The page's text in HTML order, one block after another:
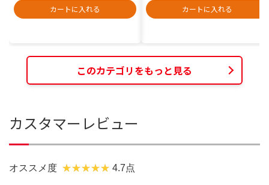
カートに入れる
カートに入れる
このカテゴリをもっと見る
カスタマーレビュー
オススメ度 4.7点